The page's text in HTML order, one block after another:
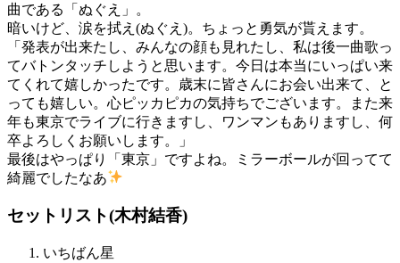
曲である「ぬぐえ」。
暗いけど、涙を拭え(ぬぐえ)。ちょっと勇気が貰えます。
「発表が出来たし、みんなの顔も見れたし、私は後一曲歌っ
てバトンタッチしようと思います。今日は本当にいっぱい来
てくれて嬉しかったです。歳末に皆さんにお会い出来て、と
っても嬉しい。心ピッカピカの気持ちでございます。また来
年も東京でライブに行きますし、ワンマンもありますし、何
卒よろしくお願いします。」
最後はやっぱり「東京」ですよね。ミラーボールが回ってて
綺麗でしたなあ
セットリスト(木村結香)
いちばん星